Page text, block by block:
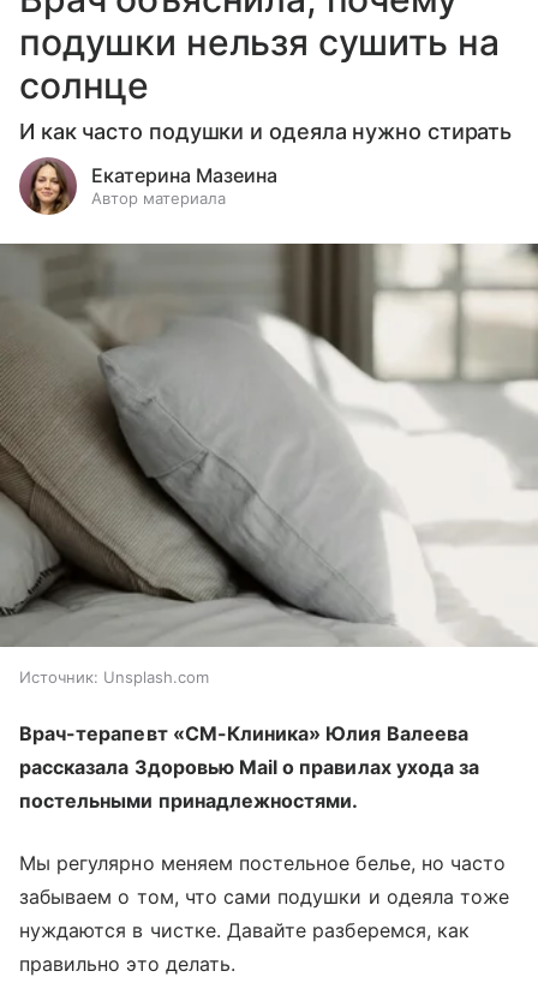
подушки нельзя сушить на
солнце
И как часто подушки и одеяла нужно стирать
Екатерина Мазеина
Автор материала
Источник: Unsplash.com
Врач-терапевт «СМ-Клиника» Юлия Валеева
рассказала Здоровью Mail о правилах ухода за
постельными принадлежностями.
Мы регулярно меняем постельное белье, но часто
забываем о том, что сами подушки и одеяла тоже
нуждаются в чистке. Давайте разберемся, как
правильно это делать.